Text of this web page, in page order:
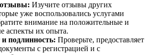
Изучите отзывы других
уже воспользовались услугами
внимание на положительные и
аспекты их опыта.
подлинность: Проверьте, предоставляет
с регистрацией и с